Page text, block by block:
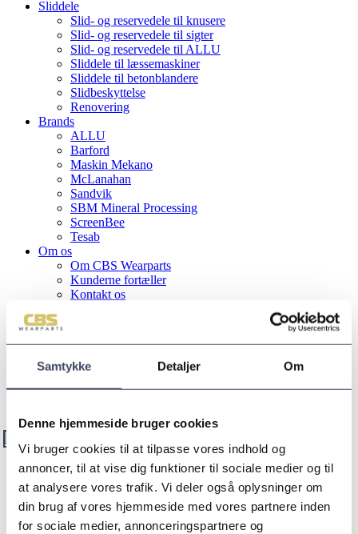
Samtykke Detaljer Om
Denne hjemmeside bruger cookies
Vi bruger cookies til at tilpasse vores indhold og
annoncer, til at vise dig funktioner til sociale medier og til
at analysere vores trafik. Vi deler også oplysninger om
din brug af vores hjemmeside med vores partnere inden
for sociale medier, annonceringspartnere og
Sliddele
Slid- og reservedele til knusere
Slid- og reservedele til sigter
Slid- og reservedele til ALLU
Sliddele til læssemaskiner
Sliddele til betonblandere
Slidbeskyttelse
Renovering
Brands
ALLU
Barford
Maskin Mekano
McLanahan
Sandvik
SBM Mineral Processing
ScreenBee
Tesab
Om os
Om CBS Wearparts
Kunderne fortæller
Kontakt os
Kontakt
Velkommen
/
ALLU Compactor
ALLU Compactor er uhyre effektiv komprimering af
materialer direkte fra gravemaskinen uden brug for
pladevibrator.